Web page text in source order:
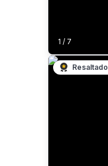
1 / 7
Resaltado